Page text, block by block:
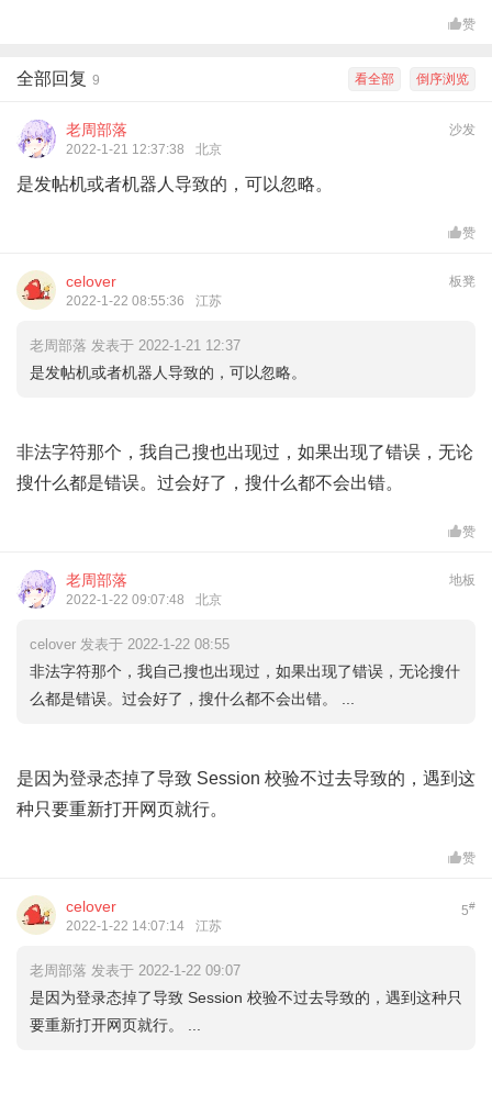
赞
倒序浏览
看全部
全部回复 9
沙发
老周部落
2022-1-21 12:37:38 北京
是发帖机或者机器人导致的，可以忽略。
赞
板凳
celover
2022-1-22 08:55:36 江苏
老周部落 发表于 2022-1-21 12:37
是发帖机或者机器人导致的，可以忽略。
非法字符那个，我自己搜也出现过，如果出现了错误，无论
搜什么都是错误。过会好了，搜什么都不会出错。
赞
地板
老周部落
2022-1-22 09:07:48 北京
celover 发表于 2022-1-22 08:55
非法字符那个，我自己搜也出现过，如果出现了错误，无论搜什
么都是错误。过会好了，搜什么都不会出错。 ...
是因为登录态掉了导致 Session 校验不过去导致的，遇到这
种只要重新打开网页就行。
赞
5#
celover
2022-1-22 14:07:14 江苏
老周部落 发表于 2022-1-22 09:07
是因为登录态掉了导致 Session 校验不过去导致的，遇到这种只
要重新打开网页就行。 ...